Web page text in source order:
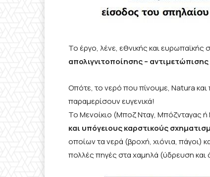
Το έργο, λένε, εθνικής και ευρωπαϊκής
απολιγνιτοποίησης –
Οπότε, το νερό που πίνουμε, Natura
παραμερίσουν ευγενικά!
Το Μενοίκιο (Μποζ Νταγ, Μπόζνταγας ή
και υπόγειους καρστικούς
οποίων τα νερά (βροχή, χιόνια, πάγοι)
πολλές πηγές στα χαμηλά (ύδρευση και